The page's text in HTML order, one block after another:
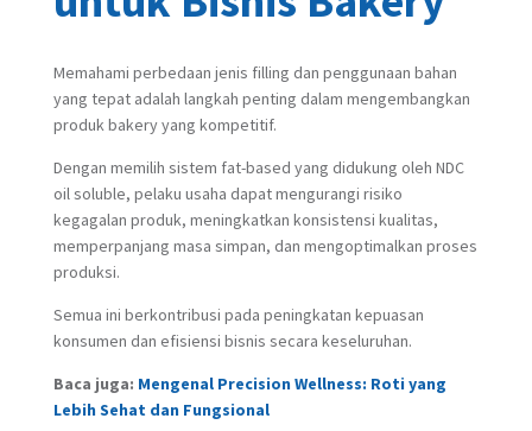
Memahami perbedaan jenis filling dan penggunaan bahan
yang tepat adalah langkah penting dalam mengembangkan
produk bakery yang kompetitif.
Dengan memilih sistem fat-based yang didukung oleh NDC
oil soluble, pelaku usaha dapat mengurangi risiko
kegagalan produk, meningkatkan konsistensi kualitas,
memperpanjang masa simpan, dan mengoptimalkan proses
produksi.
Semua ini berkontribusi pada peningkatan kepuasan
konsumen dan efisiensi bisnis secara keseluruhan.
Baca juga: Mengenal Precision Wellness: Roti yang
Lebih Sehat dan Fungsional